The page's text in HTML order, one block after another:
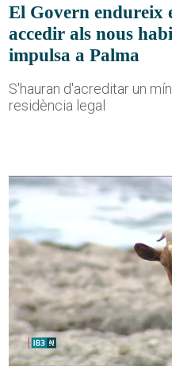
El Govern endureix
accedir als nous
impulsa a Palma
S'hauran d'acreditar un
residència legal